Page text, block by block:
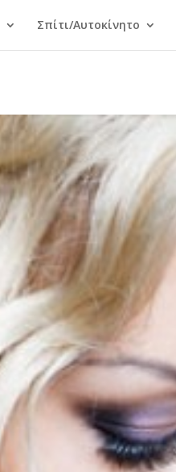
Σπίτι/Αυτοκίνητο